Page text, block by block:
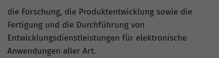
die Forschung, die Produktentwicklung sowie die
Fertigung und die Durchführung von
Entwicklungsdienstleistungen für elektronische
Anwendungen aller Art.